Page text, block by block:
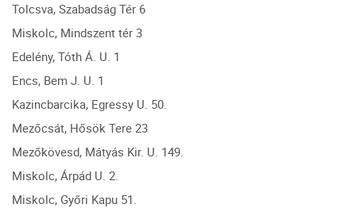
Tolcsva, Szabadság Tér 6
Miskolc, Mindszent tér 3
Edelény, Tóth Á. U. 1
Encs, Bem J. U. 1
Kazincbarcika, Egressy U. 50.
Mezőcsát, Hősök Tere 23
Mezőkövesd, Mátyás Kir. U. 149.
Miskolc, Árpád U. 2.
Miskolc, Győri Kapu 51.